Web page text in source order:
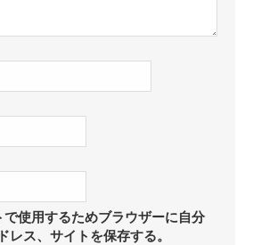
で使用するためブラウザーに自分
レス、サイトを保存する。